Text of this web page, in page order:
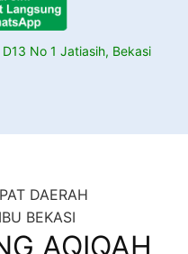
No 1 Jatiasih, Bekasi
DAERAH
BEKASI
AQIQAH